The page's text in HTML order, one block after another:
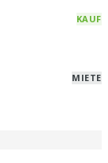
KAUF
MIETE